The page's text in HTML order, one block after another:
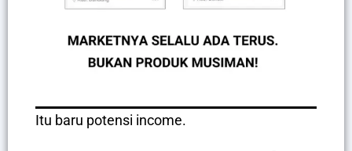
Itu baru potensi income.